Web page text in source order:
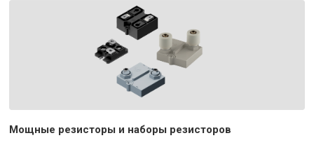
Мощные резисторы и наборы резисторов